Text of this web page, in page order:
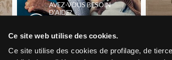
Ce site web utilise des cookies.
Ce site utilise des cookies de profilage, de
AVEZ-VOUS BESOIN
D'AIDE?
NOUS